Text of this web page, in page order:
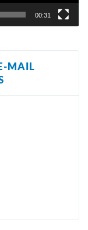
00:31
MAIL